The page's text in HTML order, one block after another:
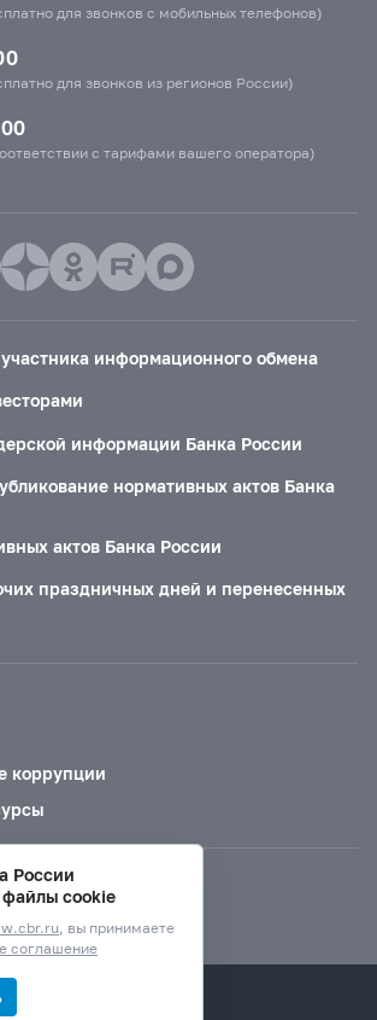
для звонков с мобильных телефонов)
для звонков из регионов России)
с тарифами вашего оператора)
информационного обмена
информации Банка России
нормативных актов Банка
актов Банка России
праздничных дней и перенесенных
коррупции
России
файлы cookie
, вы принимаете
соглашение